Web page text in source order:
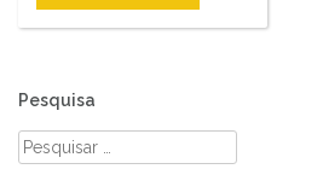
Pesquisa
Pesquisar